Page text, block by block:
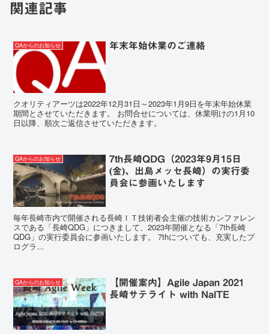
関連記事
QAからのお知らせ 年末年始休業のご連絡
クオリティアーツは2022年12月31日～2023年1月9日を年末年始休業
期間とさせていただきます。 お問合せについては、休業明けの1月10
日以降、順次ご返信させていただきます。
QAからのお知らせ
7th長崎QDG（2023年9月15日
(金)、出島メッセ長崎）の実行委
員会に参画いたします
毎年長崎市内で開催される長崎ＩＴ技術者会主催の技術カンファレン
スである「長崎QDG」につきまして、2023年開催となる「7th長崎
QDG」の実行委員会に参画いたします。 7thについても、充実したプ
ログラ...
QAからのお知らせ
【開催案内】Agile Japan 2021
長崎サテライト with NaITE